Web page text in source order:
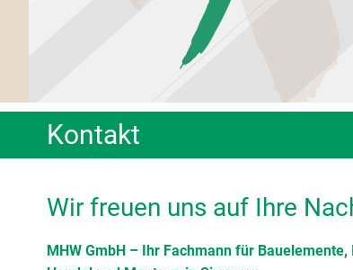
Kontakt
Wir freuen uns auf Ihre
MHW GmbH – Ihr Fachmann für Bauelemente,